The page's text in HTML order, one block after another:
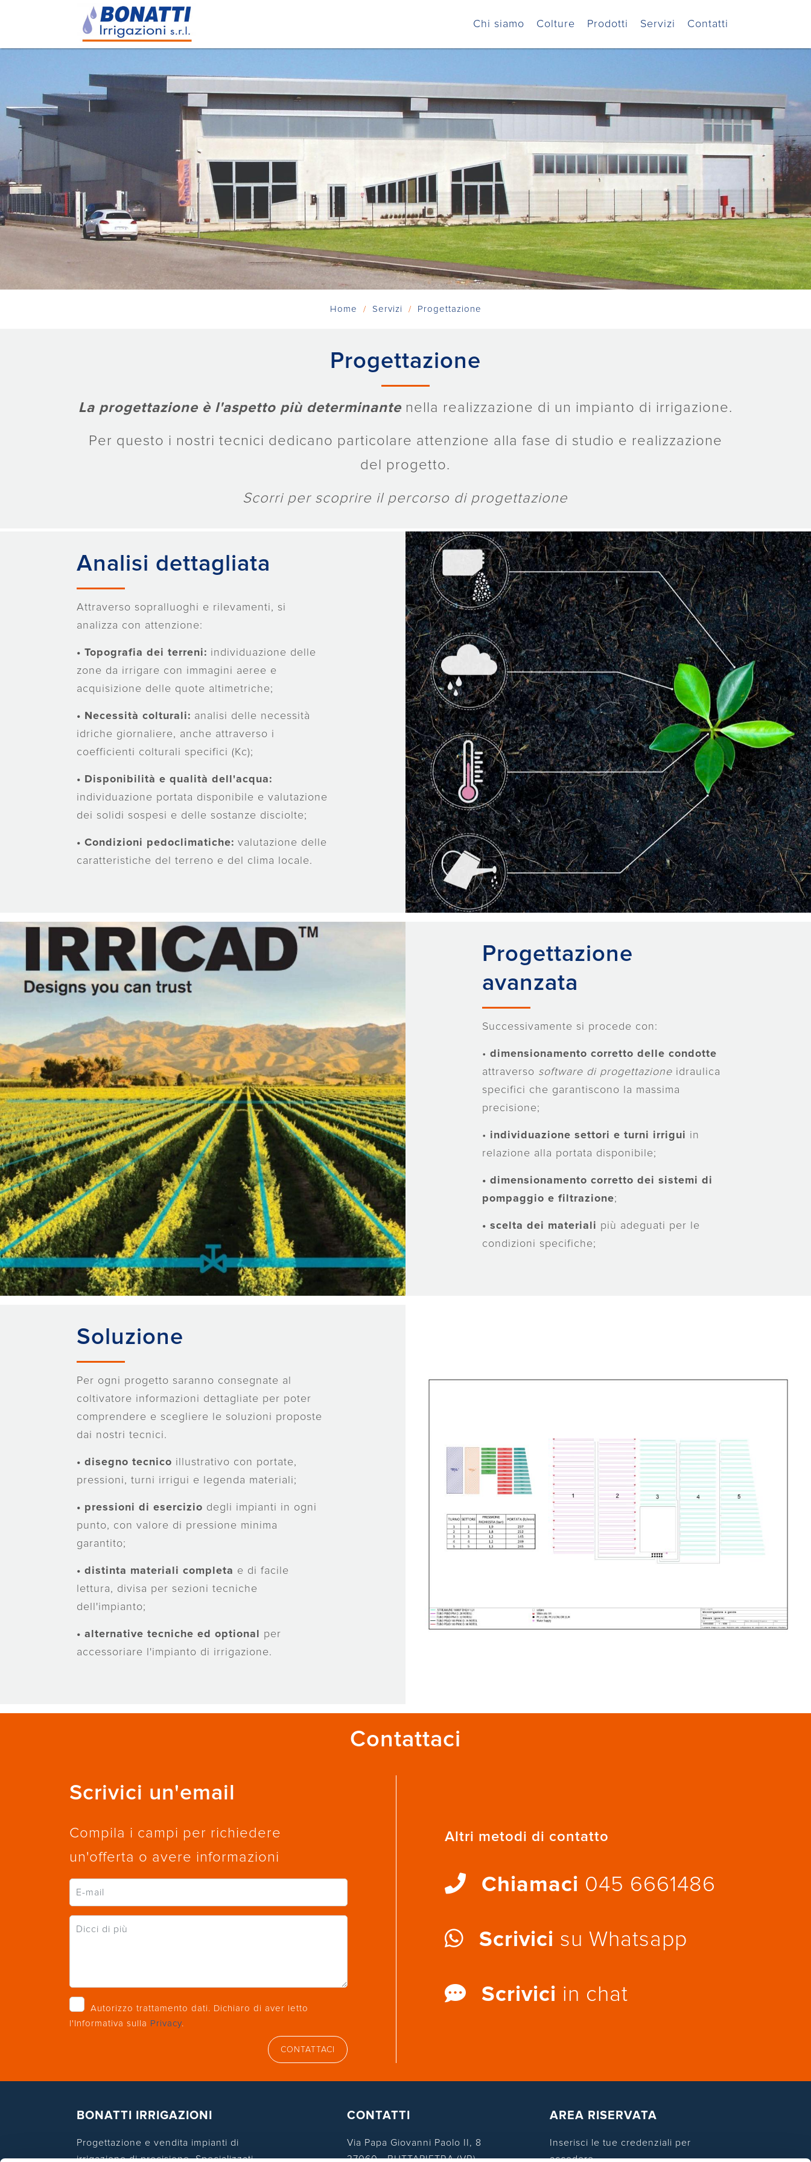
Chi siamo Colture Prodotti Servizi Contatti
Home Servizi Progettazione
Progettazione
La progettazione è l'aspetto più determinantenella realizzazione di un impianto di irrigazione.
Per questo i nostri tecnici dedicano particolare attenzione alla fase di studio e realizzazione
del progetto.
Scorri per scoprire il percorso di progettazione
Analisi dettagliata
Attraverso sopralluoghi e rilevamenti, si
analizza con attenzione:
• Topografia dei terreni: individuazione delle
zone da irrigare con immagini aeree e
acquisizione delle quote altimetriche;
• Necessità colturali: analisi delle necessità
idriche giornaliere, anche attraverso i
coefficienti colturali specifici (Kc);
• Disponibilità e qualità dell'acqua:
individuazione portata disponibile e valutazione
dei solidi sospesi e delle sostanze disciolte;
• Condizioni pedoclimatiche: valutazione delle
caratteristiche del terreno e del clima locale.
Progettazione
avanzata
Successivamente si procede con:
• dimensionamento corretto delle condotte
attraverso software di progettazioneidraulica
specifici che garantiscono la massima
precisione;
• individuazione settori e turni irrigui in
relazione alla portata disponibile;
• dimensionamento corretto dei sistemi di
pompaggio e filtrazione;
• scelta dei materiali più adeguati per le
condizioni specifiche;
Soluzione
Per ogni progetto saranno consegnate al
coltivatore informazioni dettagliate per poter
comprendere e scegliere le soluzioni proposte
dai nostri tecnici.
• disegno tecnico illustrativo con portate,
pressioni, turni irrigui e legenda materiali;
• pressioni di esercizio degli impianti in ogni
punto, con valore di pressione minima
garantito;
• distinta materiali completa e di facile
lettura, divisa per sezioni tecniche
dell'impianto;
• alternative tecniche ed optional
per
accessoriare l'impianto di irrigazione.
Contattaci
Scrivici un'email
Compila i campi per richiedere
un'offerta o avere informazioni
Autorizzo trattamento dati. Dichiaro di aver letto
l'Informativa sulla Privacy.
CONTATTACI
Altri metodi di contatto
Chiamaci 045 6661486
Scrivici su Whatsapp
Scrivici in chat
BONATTI IRRIGAZIONI
Progettazione e vendita impianti di
irrigazione di precisione. Specializzati
CONTATTI
Via Papa Giovanni Paolo II, 8
37060 - BUTTAPIETRA (VR)
AREA RISERVATA
Inserisci le tue credenziali per
accedere